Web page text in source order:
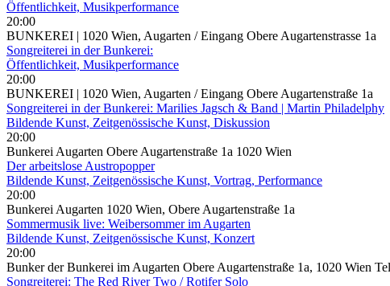
Öffentlichkeit, Musikperformance
20:00
BUNKEREI | 1020 Wien, Augarten / Eingang Obere Augartenstrasse 1a
Songreiterei in der Bunkerei:
Öffentlichkeit, Musikperformance
20:00
BUNKEREI | 1020 Wien, Augarten / Eingang Obere Augartenstraße 1a
Songreiterei in der Bunkerei: Marilies Jagsch & Band | Martin Philadelphy
Bildende Kunst, Zeitgenössische Kunst, Diskussion
20:00
Bunkerei Augarten Obere Augartenstraße 1a 1020 Wien
Der arbeitslose Austropopper
Bildende Kunst, Zeitgenössische Kunst, Vortrag, Performance
20:00
Bunkerei Augarten 1020 Wien, Obere Augartenstraße 1a
Sommermusik live: Weibersommer im Augarten
Bildende Kunst, Zeitgenössische Kunst, Konzert
20:00
Bunker der Bunkerei im Augarten Obere Augartenstraße 1a, 1020 Wien
Songreiterei: The Red River Two / Rotifer Solo